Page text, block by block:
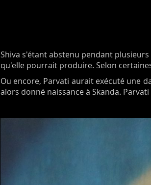
Shiva s'étant abstenu pendant
qu'elle pourrait produire. Selon
Ou encore, Parvati aurait exécuté une
alors donné naissance à Skanda.